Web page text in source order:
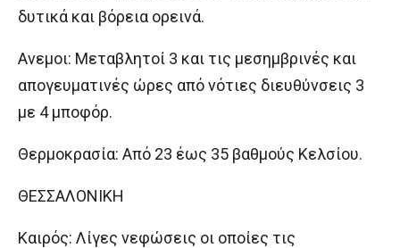
δυτικά και βόρεια ορεινά.
Ανεμοι: Μεταβλητοί 3 και τις μεσημβρινές και
απογευματινές ώρες από νότιες διευθύνσεις 3
με 4 μποφόρ.
Θερμοκρασία: Από 23 έως 35 βαθμούς Κελσίου.
ΘΕΣΣΑΛΟΝΙΚΗ
Καιρός: Λίγες νεφώσεις οι οποίες τις